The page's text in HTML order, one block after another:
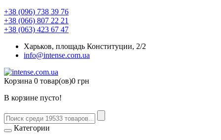
+38 (096) 738 39 76
+38 (066) 807 22 21
+38 (063) 423 67 47
Харьков, площадь Конституции, 2/2
info@intense.com.ua
Корзина 0 товар(ов)0 грн
В корзине пусто!
Категории